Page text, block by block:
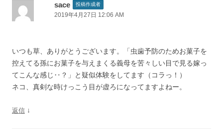
sace 投稿作成者
2019年4月27日 12:06 AM
いつも草、ありがとうございます。「虫歯予防のためお菓子を
控えてる孫にお菓子を与えまくる義母を苦々しい目で見る嫁っ
てこんな感じ‥？」と疑似体験をしてます（コラっ！）
ネコ、真剣な時けっこう目が虚ろになってますよねー。
返信 ↓